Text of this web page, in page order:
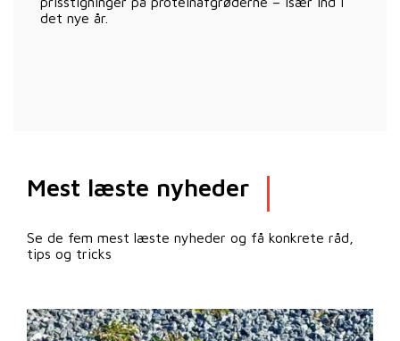
det nye år.
Mest læste nyheder
Se de fem mest læste nyheder og få konkrete råd,
tips og tricks